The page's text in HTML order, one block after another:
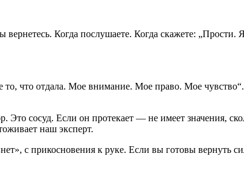
Когда послушаете. Когда скажете: „Прости.
то, что отдала. Мое внимание. Мое право. Мое
сосуд. Если он протекает — не имеет значения,
наш эксперт.
с прикосновения к руке. Если вы готовы вернуть